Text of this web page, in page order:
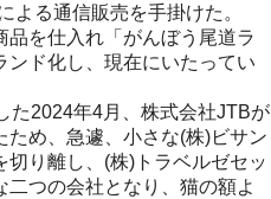
よる通信販売を手掛けた。
品を仕入れ「がんぼう尾道ラ
ンド化し、現在にいたってい
た2024年4月、株式会社JTBが
め、急遽、小さな(株)ビサン
り離し、(株)トラベルゼセッ
つの会社となり、猫の額よ